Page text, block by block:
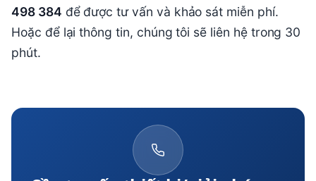
498 384 để được tư vấn và khảo sát miễn phí.
Hoặc để lại thông tin, chúng tôi sẽ liên hệ trong 30
phút.